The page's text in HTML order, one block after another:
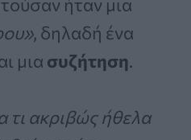
, δηλαδή ένα
μια συζήτηση.
τι ακριβώς ήθελα